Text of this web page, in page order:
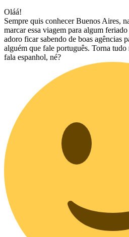
Oláá!
Sempre quis conhecer Buenos Aires,
marcar essa viagem para algum
adoro ficar sabendo de boas agências
alguém que fale português. Torna
fala espanhol, né?